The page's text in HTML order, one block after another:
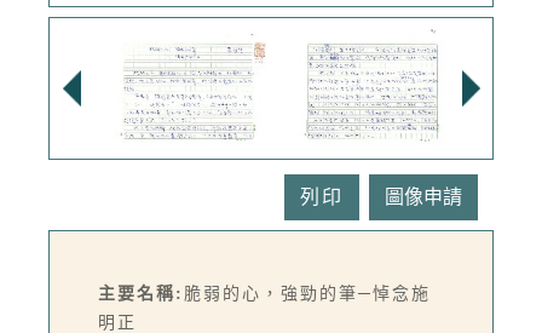
列印
主要名稱: 脆弱的心，強勁的筆─悼念施
明正